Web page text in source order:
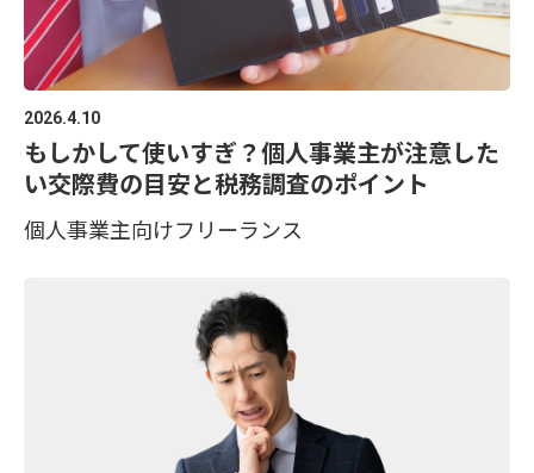
2026.4.10
もしかして使いすぎ？個人事業主が注意した
い交際費の目安と税務調査のポイント
個人事業主向けフリーランス